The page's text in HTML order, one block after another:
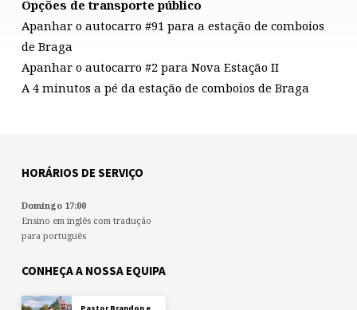
CENTRAL
DE
BRAGA
Opções de transporte público
Apanhar o autocarro #91 para a estação de comboios
de Braga
Apanhar o autocarro #2 para Nova Estação II
A 4 minutos a pé da estação de comboios de Braga
HORÁRIOS DE SERVIÇO
Domingo 17:00
Ensino em inglês com tradução
para português
CONHEÇA A NOSSA EQUIPA
Pastor Brandon e